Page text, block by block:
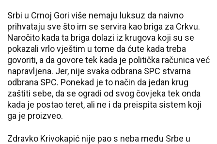
Srbi u Crnoj Gori više nemaju luksuz da naivno
prihvataju sve što im se servira kao briga za Crkvu.
Naročito kada ta briga dolazi iz krugova koji su se
pokazali vrlo vještim u tome da ćute kada treba
govoriti, a da govore tek kada je politička računica već
napravljena. Jer, nije svaka odbrana SPC stvarna
odbrana SPC. Ponekad je to način da jedan krug
zaštiti sebe, da se ogradi od svog čovjeka tek onda
kada je postao teret, ali ne i da preispita sistem koji
ga je proizveo.
Zdravko Krivokapić nije pao s neba među Srbe u